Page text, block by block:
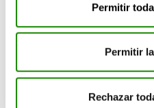
Permitir
Permitir
Rechazar
Qué llevar al punto